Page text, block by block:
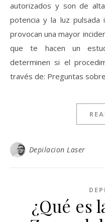
autorizados y son de
potencia y la luz
provocan una mayor
que te hacen un
determinen si el
través de: Preguntas
Depilacion Laser
¿Qué es